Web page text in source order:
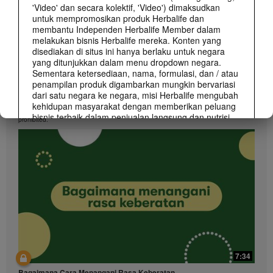
'Video' dan secara kolektif, 'Video') dimaksudkan
untuk mempromosikan produk Herbalife dan
membantu Independen Herbalife Member dalam
melakukan bisnis Herbalife mereka. Konten yang
disediakan di situs ini hanya berlaku untuk negara
yang ditunjukkan dalam menu dropdown negara.
Sementara ketersediaan, nama, formulasi, dan / atau
penampilan produk digambarkan mungkin bervariasi
dari satu negara ke negara, misi Herbalife mengubah
kehidupan masyarakat dengan memberikan peluang
bisnis terbaik dalam penjualan langsung dan nutrisi
dan berat-manajemen produk terbaik yang berlaku di
mana-mana.
Video dapat mencakup volume penjualan atau
pendapatan pengalaman berbagai Independen
berbeda dalam Marketing Plan dan tinggal di
berbagai negara. Pendapatan yang digambarkan ini
berlaku untuk individu (atau contoh) dan tidak sama
pada masing-masing individu; mereka juga tidak
mewakili jaminan apa yang akan Anda peroleh. Untuk
klaim data finansial sesuai dengan tempat Anda
membangun bisnis, silakan berkonsultasi di
Herbalife.com atau MyHerbalife.com.
What You Should Know About Lavish Lifestyle Claims
Lavish lifestyle and excessive earning claims, even with a disclaimer, are strictly
prohibited.
7:34